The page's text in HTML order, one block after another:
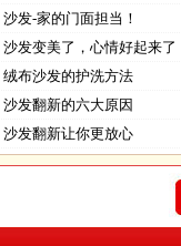
沙发-家的门面担当！
沙发变美了，心情好起来了
绒布沙发的护洗方法
沙发翻新的六大原因
沙发翻新让你更放心